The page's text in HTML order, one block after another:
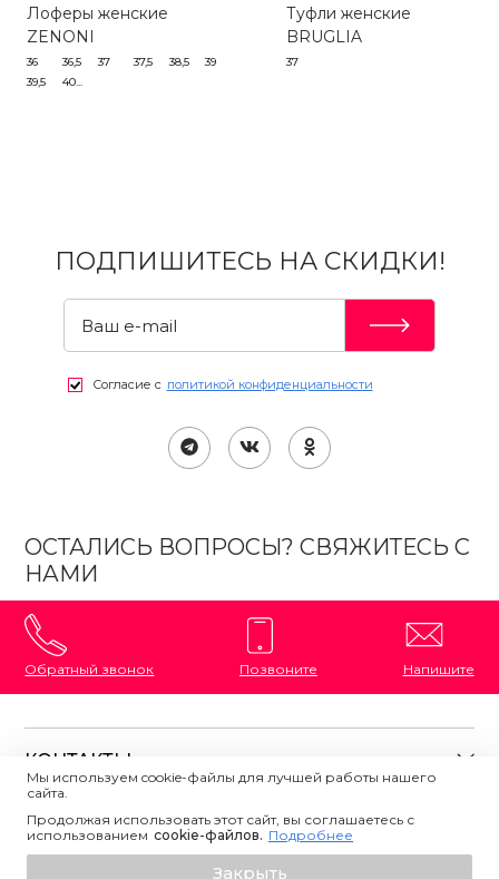
Узнать о поступлении
Лоферы женские
ZENONI
36 36,5 37 37,5 38,5
39
39,5
40...
Туфли женские
BRUGLIA
37
ПОДПИШИТЕСЬ НА СКИДКИ!
Согласие с политикой конфиденциальности
ОСТАЛИСЬ ВОПРОСЫ? СВЯЖИТЕСЬ С
НАМИ
Обратный звонок Позвоните Напишите
КОНТАКТЫ
8 (800) 333-87-72
Напишите нам
ПОЛЕЗНАЯ ИНФОРМАЦИЯ
О магазине
Мы используем cookie-файлы для лучшей работы нашего
сайта.
Продолжая использовать этот сайт, вы соглашаетесь с
использованием сookie-файлов. Подробнее
Закрыть